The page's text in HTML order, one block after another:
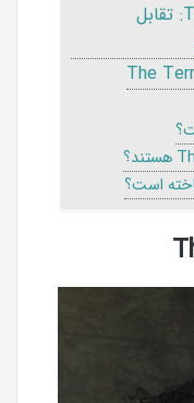
نقد و بررسی سریال The Terror: تقابل